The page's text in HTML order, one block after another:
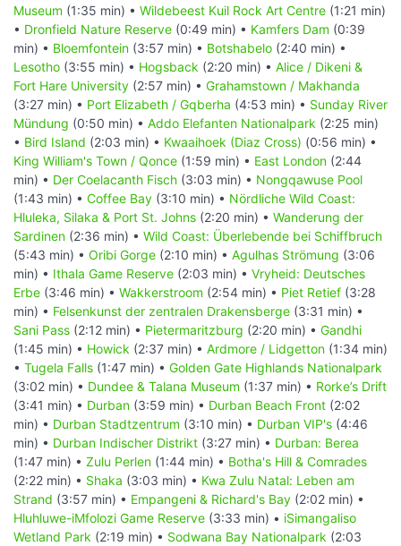
Museum (1:35 min) • Wildebeest Kuil Rock Art Centre (1:21 min)
• Dronfield Nature Reserve (0:49 min) • Kamfers Dam (0:39
min) • Bloemfontein (3:57 min) • Botshabelo (2:40 min) •
Lesotho (3:55 min) • Hogsback (2:20 min) • Alice / Dikeni &
Fort Hare University (2:57 min) • Grahamstown / Makhanda
(3:27 min) • Port Elizabeth / Gqberha (4:53 min) • Sunday River
Mündung (0:50 min) • Addo Elefanten Nationalpark (2:25 min)
• Bird Island (2:03 min) • Kwaaihoek (Diaz Cross) (0:56 min) •
King William's Town / Qonce (1:59 min) • East London (2:44
min) • Der Coelacanth Fisch (3:03 min) • Nongqawuse Pool
(1:43 min) • Coffee Bay (3:10 min) • Nördliche Wild Coast:
Hluleka, Silaka & Port St. Johns (2:20 min) • Wanderung der
Sardinen (2:36 min) • Wild Coast: Überlebende bei Schiffbruch
(5:43 min) • Oribi Gorge (2:10 min) • Agulhas Strömung (3:06
min) • Ithala Game Reserve (2:03 min) • Vryheid: Deutsches
Erbe (3:46 min) • Wakkerstroom (2:54 min) • Piet Retief (3:28
min) • Felsenkunst der zentralen Drakensberge (3:31 min) •
Sani Pass (2:12 min) • Pietermaritzburg (2:20 min) • Gandhi
(1:45 min) • Howick (2:37 min) • Ardmore / Lidgetton (1:34 min)
• Tugela Falls (1:47 min) • Golden Gate Highlands Nationalpark
(3:02 min) • Dundee & Talana Museum (1:37 min) • Rorke’s Drift
(3:41 min) • Durban (3:59 min) • Durban Beach Front (2:02
min) • Durban Stadtzentrum (3:10 min) • Durban VIP's (4:46
min) • Durban Indischer Distrikt (3:27 min) • Durban: Berea
(1:47 min) • Zulu Perlen (1:44 min) • Botha's Hill & Comrades
(2:22 min) • Shaka (3:03 min) • Kwa Zulu Natal: Leben am
Strand (3:57 min) • Empangeni & Richard's Bay (2:02 min) •
Hluhluwe-iMfolozi Game Reserve (3:33 min) • iSimangaliso
Wetland Park (2:19 min) • Sodwana Bay Nationalpark (2:03